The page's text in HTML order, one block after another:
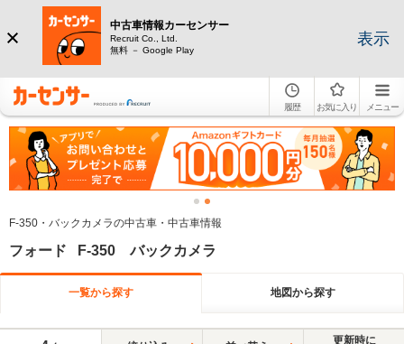
中古車情報カーセンサー
Recruit Co., Ltd.
無料 － Google Play
表示
履歴 お気に入り メニュー
F-350・バックカメラの中古車・中古車情報
フォード F-350 バックカメラ
一覧から探す 地図から探す
更新時に